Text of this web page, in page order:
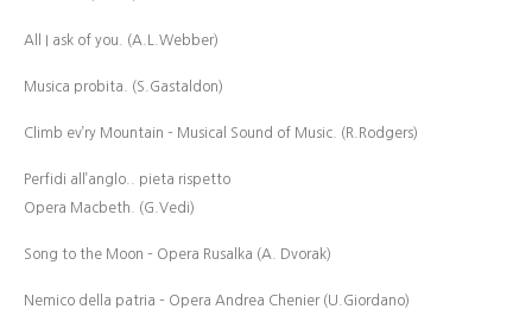
All I ask of you. (A.L.Webber)
Musica probita. (S.Gastaldon)
Climb ev’ry Mountain – Musical Sound of Music. (R.Rodgers)
Perfidi all’anglo.. pieta rispetto
Opera Macbeth. (G.Vedi)
Song to the Moon – Opera Rusalka (A. Dvorak)
Nemico della patria – Opera Andrea Chenier (U.Giordano)